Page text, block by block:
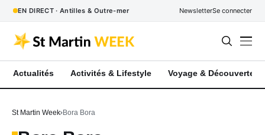
EN DIRECT · Antilles & Outre-mer NewsletterSe connecter
Actualités Activités & Lifestyle Voyage & Découverte
St Martin Week Bora Bora